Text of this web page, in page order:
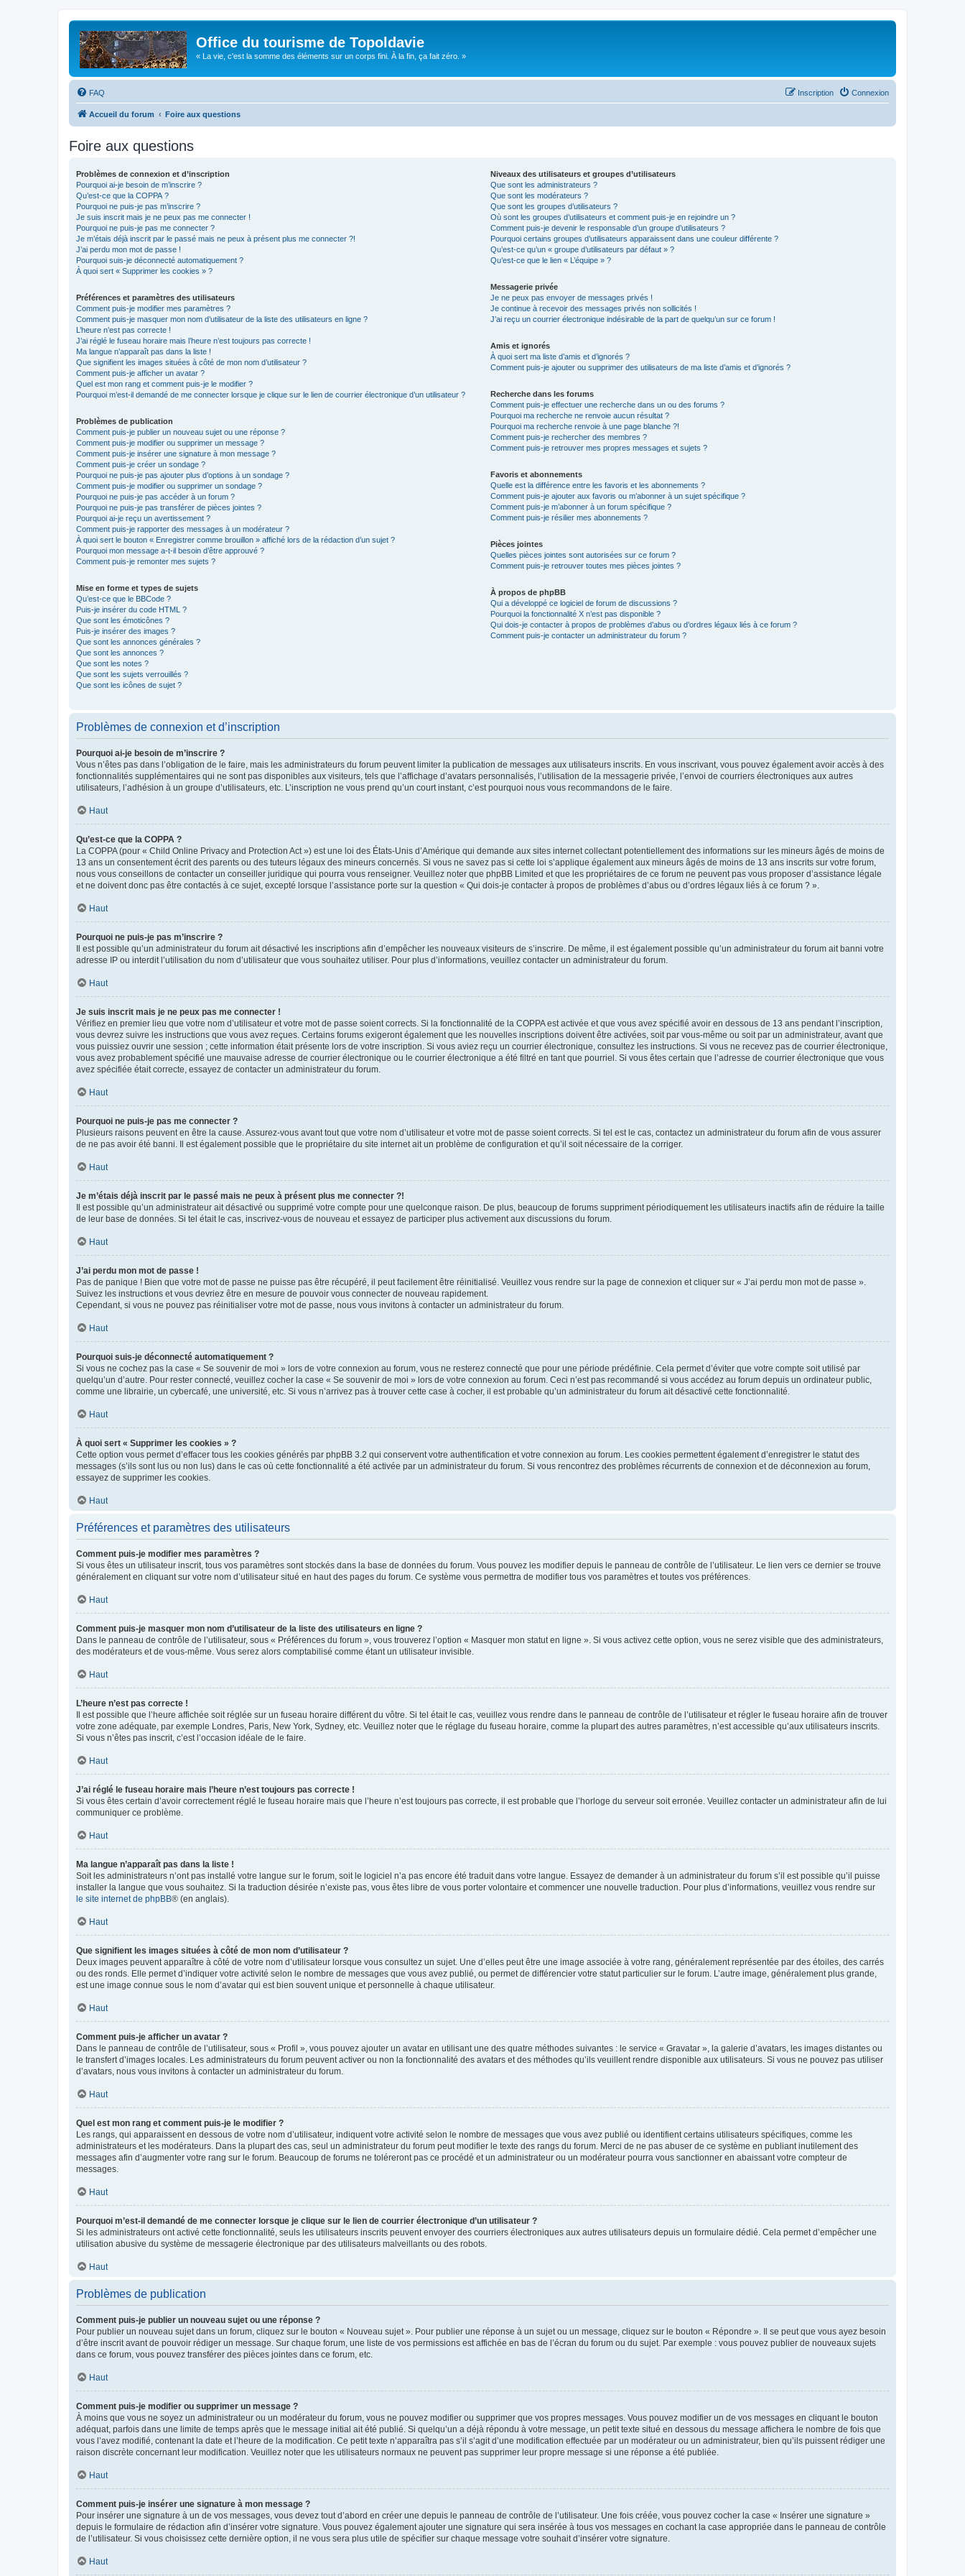
Office du tourisme de Topoldavie
« La vie, c'est la somme des éléments sur un corps fini. À la fin, ça fait zéro. »
FAQ Connexion
Inscription
Accueil du forum Foire aux questions
Foire aux questions
Problèmes de connexion et d’inscription
Pourquoi ai-je besoin de m’inscrire ?
Qu’est-ce que la COPPA ?
Pourquoi ne puis-je pas m’inscrire ?
Je suis inscrit mais je ne peux pas me connecter !
Pourquoi ne puis-je pas me connecter ?
Je m’étais déjà inscrit par le passé mais ne peux à présent plus me connecter ?!
J’ai perdu mon mot de passe !
Pourquoi suis-je déconnecté automatiquement ?
À quoi sert « Supprimer les cookies » ?
Préférences et paramètres des utilisateurs
Comment puis-je modifier mes paramètres ?
Comment puis-je masquer mon nom d’utilisateur de la liste des utilisateurs en ligne ?
L’heure n’est pas correcte !
J’ai réglé le fuseau horaire mais l’heure n’est toujours pas correcte !
Ma langue n’apparaît pas dans la liste !
Que signifient les images situées à côté de mon nom d’utilisateur ?
Comment puis-je afficher un avatar ?
Quel est mon rang et comment puis-je le modifier ?
Pourquoi m’est-il demandé de me connecter lorsque je clique sur le lien de courrier électronique d’un utilisateur ?
Problèmes de publication
Comment puis-je publier un nouveau sujet ou une réponse ?
Comment puis-je modifier ou supprimer un message ?
Comment puis-je insérer une signature à mon message ?
Comment puis-je créer un sondage ?
Pourquoi ne puis-je pas ajouter plus d’options à un sondage ?
Comment puis-je modifier ou supprimer un sondage ?
Pourquoi ne puis-je pas accéder à un forum ?
Pourquoi ne puis-je pas transférer de pièces jointes ?
Pourquoi ai-je reçu un avertissement ?
Comment puis-je rapporter des messages à un modérateur ?
À quoi sert le bouton « Enregistrer comme brouillon » affiché lors de la rédaction d’un sujet ?
Pourquoi mon message a-t-il besoin d’être approuvé ?
Comment puis-je remonter mes sujets ?
Mise en forme et types de sujets
Qu’est-ce que le BBCode ?
Puis-je insérer du code HTML ?
Que sont les émoticônes ?
Puis-je insérer des images ?
Que sont les annonces générales ?
Que sont les annonces ?
Que sont les notes ?
Que sont les sujets verrouillés ?
Que sont les icônes de sujet ?
Niveaux des utilisateurs et groupes d’utilisateurs
Que sont les administrateurs ?
Que sont les modérateurs ?
Que sont les groupes d’utilisateurs ?
Où sont les groupes d’utilisateurs et comment puis-je en rejoindre un ?
Comment puis-je devenir le responsable d’un groupe d’utilisateurs ?
Pourquoi certains groupes d’utilisateurs apparaissent dans une couleur différente ?
Qu’est-ce qu’un « groupe d’utilisateurs par défaut » ?
Qu’est-ce que le lien « L’équipe » ?
Messagerie privée
Je ne peux pas envoyer de messages privés !
Je continue à recevoir des messages privés non sollicités !
J’ai reçu un courrier électronique indésirable de la part de quelqu’un sur ce forum !
Amis et ignorés
À quoi sert ma liste d’amis et d’ignorés ?
Comment puis-je ajouter ou supprimer des utilisateurs de ma liste d’amis et d’ignorés ?
Recherche dans les forums
Comment puis-je effectuer une recherche dans un ou des forums ?
Pourquoi ma recherche ne renvoie aucun résultat ?
Pourquoi ma recherche renvoie à une page blanche ?!
Comment puis-je rechercher des membres ?
Comment puis-je retrouver mes propres messages et sujets ?
Favoris et abonnements
Quelle est la différence entre les favoris et les abonnements ?
Comment puis-je ajouter aux favoris ou m’abonner à un sujet spécifique ?
Comment puis-je m’abonner à un forum spécifique ?
Comment puis-je résilier mes abonnements ?
Pièces jointes
Quelles pièces jointes sont autorisées sur ce forum ?
Comment puis-je retrouver toutes mes pièces jointes ?
À propos de phpBB
Qui a développé ce logiciel de forum de discussions ?
Pourquoi la fonctionnalité X n’est pas disponible ?
Qui dois-je contacter à propos de problèmes d’abus ou d’ordres légaux liés à ce forum ?
Comment puis-je contacter un administrateur du forum ?
Problèmes de connexion et d’inscription
Pourquoi ai-je besoin de m’inscrire ?
Vous n’êtes pas dans l’obligation de le faire, mais les administrateurs du forum peuvent limiter la publication de messages aux utilisateurs inscrits. En vous inscrivant, vous pouvez également avoir accès à des
fonctionnalités supplémentaires qui ne sont pas disponibles aux visiteurs, tels que l’affichage d’avatars personnalisés, l’utilisation de la messagerie privée, l’envoi de courriers électroniques aux autres
utilisateurs, l’adhésion à un groupe d’utilisateurs, etc. L’inscription ne vous prend qu’un court instant, c’est pourquoi nous vous recommandons de le faire.
Haut
Qu’est-ce que la COPPA ?
La COPPA (pour « Child Online Privacy and Protection Act ») est une loi des États-Unis d’Amérique qui demande aux sites internet collectant potentiellement des informations sur les mineurs âgés de moins de
13 ans un consentement écrit des parents ou des tuteurs légaux des mineurs concernés. Si vous ne savez pas si cette loi s’applique également aux mineurs âgés de moins de 13 ans inscrits sur votre forum,
nous vous conseillons de contacter un conseiller juridique qui pourra vous renseigner. Veuillez noter que phpBB Limited et que les propriétaires de ce forum ne peuvent pas vous proposer d’assistance légale
et ne doivent donc pas être contactés à ce sujet, excepté lorsque l’assistance porte sur la question « Qui dois-je contacter à propos de problèmes d’abus ou d’ordres légaux liés à ce forum ? ».
Haut
Pourquoi ne puis-je pas m’inscrire ?
Il est possible qu’un administrateur du forum ait désactivé les inscriptions afin d’empêcher les nouveaux visiteurs de s’inscrire. De même, il est également possible qu’un administrateur du forum ait banni votre
adresse IP ou interdit l’utilisation du nom d’utilisateur que vous souhaitez utiliser. Pour plus d’informations, veuillez contacter un administrateur du forum.
Haut
Je suis inscrit mais je ne peux pas me connecter !
Vérifiez en premier lieu que votre nom d’utilisateur et votre mot de passe soient corrects. Si la fonctionnalité de la COPPA est activée et que vous avez spécifié avoir en dessous de 13 ans pendant l’inscription,
vous devrez suivre les instructions que vous avez reçues. Certains forums exigeront également que les nouvelles inscriptions doivent être activées, soit par vous-même ou soit par un administrateur, avant que
vous puissiez ouvrir une session ; cette information était présente lors de votre inscription. Si vous aviez reçu un courrier électronique, consultez les instructions. Si vous ne recevez pas de courrier électronique,
vous avez probablement spécifié une mauvaise adresse de courrier électronique ou le courrier électronique a été filtré en tant que pourriel. Si vous êtes certain que l’adresse de courrier électronique que vous
avez spécifiée était correcte, essayez de contacter un administrateur du forum.
Haut
Pourquoi ne puis-je pas me connecter ?
Plusieurs raisons peuvent en être la cause. Assurez-vous avant tout que votre nom d’utilisateur et votre mot de passe soient corrects. Si tel est le cas, contactez un administrateur du forum afin de vous assurer
de ne pas avoir été banni. Il est également possible que le propriétaire du site internet ait un problème de configuration et qu’il soit nécessaire de la corriger.
Haut
Je m’étais déjà inscrit par le passé mais ne peux à présent plus me connecter ?!
Il est possible qu’un administrateur ait désactivé ou supprimé votre compte pour une quelconque raison. De plus, beaucoup de forums suppriment périodiquement les utilisateurs inactifs afin de réduire la taille
de leur base de données. Si tel était le cas, inscrivez-vous de nouveau et essayez de participer plus activement aux discussions du forum.
Haut
J’ai perdu mon mot de passe !
Pas de panique ! Bien que votre mot de passe ne puisse pas être récupéré, il peut facilement être réinitialisé. Veuillez vous rendre sur la page de connexion et cliquer sur « J’ai perdu mon mot de passe ».
Suivez les instructions et vous devriez être en mesure de pouvoir vous connecter de nouveau rapidement.
Cependant, si vous ne pouvez pas réinitialiser votre mot de passe, nous vous invitons à contacter un administrateur du forum.
Haut
Pourquoi suis-je déconnecté automatiquement ?
Si vous ne cochez pas la case « Se souvenir de moi » lors de votre connexion au forum, vous ne resterez connecté que pour une période prédéfinie. Cela permet d’éviter que votre compte soit utilisé par
quelqu’un d’autre. Pour rester connecté, veuillez cocher la case « Se souvenir de moi » lors de votre connexion au forum. Ceci n’est pas recommandé si vous accédez au forum depuis un ordinateur public,
comme une librairie, un cybercafé, une université, etc. Si vous n’arrivez pas à trouver cette case à cocher, il est probable qu’un administrateur du forum ait désactivé cette fonctionnalité.
Haut
À quoi sert « Supprimer les cookies » ?
Cette option vous permet d’effacer tous les cookies générés par phpBB 3.2 qui conservent votre authentification et votre connexion au forum. Les cookies permettent également d’enregistrer le statut des
messages (s’ils sont lus ou non lus) dans le cas où cette fonctionnalité a été activée par un administrateur du forum. Si vous rencontrez des problèmes récurrents de connexion et de déconnexion au forum,
essayez de supprimer les cookies.
Haut
Préférences et paramètres des utilisateurs
Comment puis-je modifier mes paramètres ?
Si vous êtes un utilisateur inscrit, tous vos paramètres sont stockés dans la base de données du forum. Vous pouvez les modifier depuis le panneau de contrôle de l’utilisateur. Le lien vers ce dernier se trouve
généralement en cliquant sur votre nom d’utilisateur situé en haut des pages du forum. Ce système vous permettra de modifier tous vos paramètres et toutes vos préférences.
Haut
Comment puis-je masquer mon nom d’utilisateur de la liste des utilisateurs en ligne ?
Dans le panneau de contrôle de l’utilisateur, sous « Préférences du forum », vous trouverez l’option « Masquer mon statut en ligne ». Si vous activez cette option, vous ne serez visible que des administrateurs,
des modérateurs et de vous-même. Vous serez alors comptabilisé comme étant un utilisateur invisible.
Haut
L’heure n’est pas correcte !
Il est possible que l’heure affichée soit réglée sur un fuseau horaire différent du vôtre. Si tel était le cas, veuillez vous rendre dans le panneau de contrôle de l’utilisateur et régler le fuseau horaire afin de trouver
votre zone adéquate, par exemple Londres, Paris, New York, Sydney, etc. Veuillez noter que le réglage du fuseau horaire, comme la plupart des autres paramètres, n’est accessible qu’aux utilisateurs inscrits.
Si vous n’êtes pas inscrit, c’est l’occasion idéale de le faire.
Haut
J’ai réglé le fuseau horaire mais l’heure n’est toujours pas correcte !
Si vous êtes certain d’avoir correctement réglé le fuseau horaire mais que l’heure n’est toujours pas correcte, il est probable que l’horloge du serveur soit erronée. Veuillez contacter un administrateur afin de lui
communiquer ce problème.
Haut
Ma langue n’apparaît pas dans la liste !
Soit les administrateurs n’ont pas installé votre langue sur le forum, soit le logiciel n’a pas encore été traduit dans votre langue. Essayez de demander à un administrateur du forum s’il est possible qu’il puisse
installer la langue que vous souhaitez. Si la traduction désirée n’existe pas, vous êtes libre de vous porter volontaire et commencer une nouvelle traduction. Pour plus d’informations, veuillez vous rendre sur
le site internet de phpBB® (en anglais).
Haut
Que signifient les images situées à côté de mon nom d’utilisateur ?
Deux images peuvent apparaître à côté de votre nom d’utilisateur lorsque vous consultez un sujet. Une d’elles peut être une image associée à votre rang, généralement représentée par des étoiles, des carrés
ou des ronds. Elle permet d’indiquer votre activité selon le nombre de messages que vous avez publié, ou permet de différencier votre statut particulier sur le forum. L’autre image, généralement plus grande,
est une image connue sous le nom d’avatar qui est bien souvent unique et personnelle à chaque utilisateur.
Haut
Comment puis-je afficher un avatar ?
Dans le panneau de contrôle de l’utilisateur, sous « Profil », vous pouvez ajouter un avatar en utilisant une des quatre méthodes suivantes : le service « Gravatar », la galerie d’avatars, les images distantes ou
le transfert d’images locales. Les administrateurs du forum peuvent activer ou non la fonctionnalité des avatars et des méthodes qu’ils veuillent rendre disponible aux utilisateurs. Si vous ne pouvez pas utiliser
d’avatars, nous vous invitons à contacter un administrateur du forum.
Haut
Quel est mon rang et comment puis-je le modifier ?
Les rangs, qui apparaissent en dessous de votre nom d’utilisateur, indiquent votre activité selon le nombre de messages que vous avez publié ou identifient certains utilisateurs spécifiques, comme les
administrateurs et les modérateurs. Dans la plupart des cas, seul un administrateur du forum peut modifier le texte des rangs du forum. Merci de ne pas abuser de ce système en publiant inutilement des
messages afin d’augmenter votre rang sur le forum. Beaucoup de forums ne toléreront pas ce procédé et un administrateur ou un modérateur pourra vous sanctionner en abaissant votre compteur de
messages.
Haut
Pourquoi m’est-il demandé de me connecter lorsque je clique sur le lien de courrier électronique d’un utilisateur ?
Si les administrateurs ont activé cette fonctionnalité, seuls les utilisateurs inscrits peuvent envoyer des courriers électroniques aux autres utilisateurs depuis un formulaire dédié. Cela permet d’empêcher une
utilisation abusive du système de messagerie électronique par des utilisateurs malveillants ou des robots.
Haut
Problèmes de publication
Comment puis-je publier un nouveau sujet ou une réponse ?
Pour publier un nouveau sujet dans un forum, cliquez sur le bouton « Nouveau sujet ». Pour publier une réponse à un sujet ou un message, cliquez sur le bouton « Répondre ». Il se peut que vous ayez besoin
d’être inscrit avant de pouvoir rédiger un message. Sur chaque forum, une liste de vos permissions est affichée en bas de l’écran du forum ou du sujet. Par exemple : vous pouvez publier de nouveaux sujets
dans ce forum, vous pouvez transférer des pièces jointes dans ce forum, etc.
Haut
Comment puis-je modifier ou supprimer un message ?
À moins que vous ne soyez un administrateur ou un modérateur du forum, vous ne pouvez modifier ou supprimer que vos propres messages. Vous pouvez modifier un de vos messages en cliquant le bouton
adéquat, parfois dans une limite de temps après que le message initial ait été publié. Si quelqu’un a déjà répondu à votre message, un petit texte situé en dessous du message affichera le nombre de fois que
vous l’avez modifié, contenant la date et l’heure de la modification. Ce petit texte n’apparaîtra pas s’il s’agit d’une modification effectuée par un modérateur ou un administrateur, bien qu’ils puissent rédiger une
raison discrète concernant leur modification. Veuillez noter que les utilisateurs normaux ne peuvent pas supprimer leur propre message si une réponse a été publiée.
Haut
Comment puis-je insérer une signature à mon message ?
Pour insérer une signature à un de vos messages, vous devez tout d’abord en créer une depuis le panneau de contrôle de l’utilisateur. Une fois créée, vous pouvez cocher la case « Insérer une signature »
depuis le formulaire de rédaction afin d’insérer votre signature. Vous pouvez également ajouter une signature qui sera insérée à tous vos messages en cochant la case appropriée dans le panneau de contrôle
de l’utilisateur. Si vous choisissez cette dernière option, il ne vous sera plus utile de spécifier sur chaque message votre souhait d’insérer votre signature.
Haut